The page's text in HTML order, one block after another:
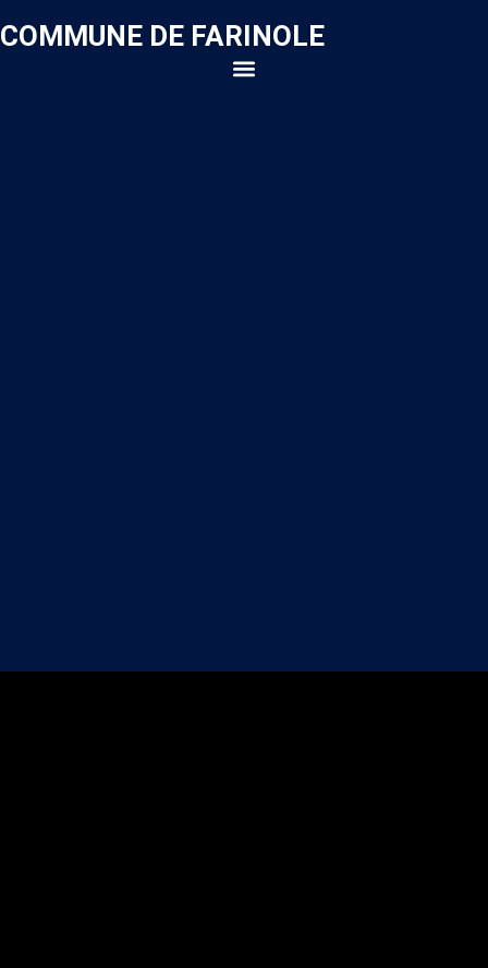
COMMUNE DE FARINOLE